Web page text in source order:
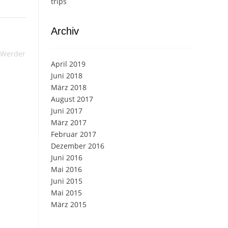
Archiv
April 2019
Juni 2018
März 2018
August 2017
Juni 2017
März 2017
Februar 2017
Dezember 2016
Juni 2016
Mai 2016
Juni 2015
Mai 2015
März 2015